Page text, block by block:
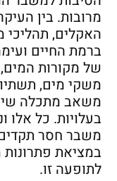
מרובות. בין
האקלים, תהליכי
ברמת החיים
של מקורות המים,
משקי מים,
משאב מתכלה
בעלויות. כל אלו
משבר חסר
במציאת פתרונות
לתופעה זו.